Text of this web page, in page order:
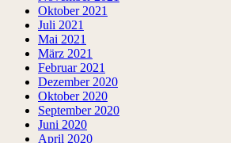
Oktober 2021
Juli 2021
Mai 2021
März 2021
Februar 2021
Dezember 2020
Oktober 2020
September 2020
Juni 2020
April 2020